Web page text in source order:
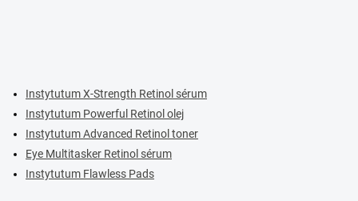
Instytutum X-Strength Retinol sérum
Instytutum Powerful Retinol olej
Instytutum Advanced Retinol toner
Eye Multitasker Retinol sérum
Instytutum Flawless Pads